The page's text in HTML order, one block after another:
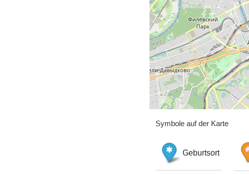
Symbole auf der Karte
Geburtsort